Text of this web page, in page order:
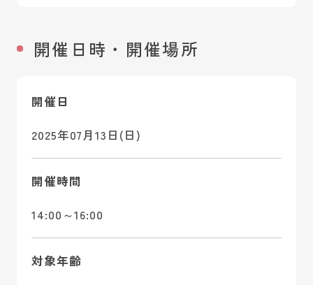
開催日時・開催場所
開催日
2025年07月13日(日)
開催時間
14:00～16:00
対象年齢